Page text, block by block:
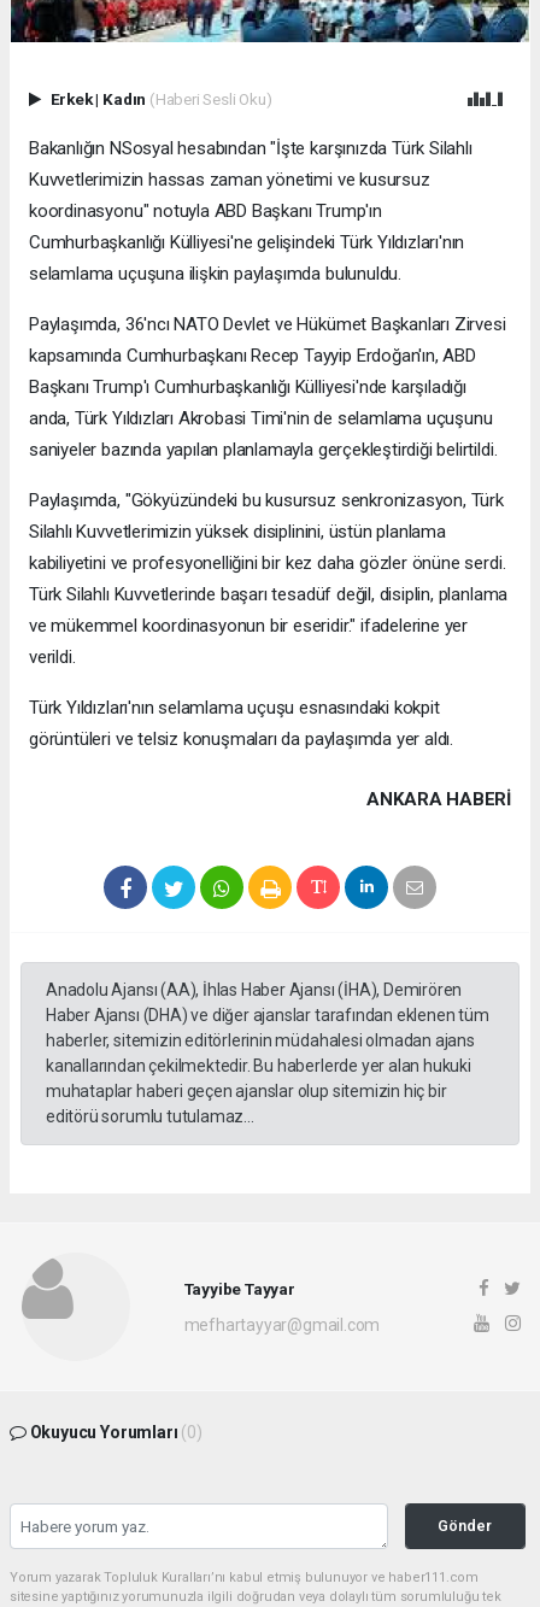
Erkek| Kadın (Haberi Sesli Oku)
Bakanlığın NSosyal hesabından "İşte karşınızda Türk Silahlı
Kuvvetlerimizin hassas zaman yönetimi ve kusursuz
koordinasyonu" notuyla ABD Başkanı Trump'ın
Cumhurbaşkanlığı Külliyesi'ne gelişindeki Türk Yıldızları'nın
selamlama uçuşuna ilişkin paylaşımda bulunuldu.
Paylaşımda, 36'ncı NATO Devlet ve Hükümet Başkanları Zirvesi
kapsamında Cumhurbaşkanı Recep Tayyip Erdoğan'ın, ABD
Başkanı Trump'ı Cumhurbaşkanlığı Külliyesi'nde karşıladığı
anda, Türk Yıldızları Akrobasi Timi'nin de selamlama uçuşunu
saniyeler bazında yapılan planlamayla gerçekleştirdiği belirtildi.
Paylaşımda, "Gökyüzündeki bu kusursuz senkronizasyon, Türk
Silahlı Kuvvetlerimizin yüksek disiplinini, üstün planlama
kabiliyetini ve profesyonelliğini bir kez daha gözler önüne serdi.
Türk Silahlı Kuvvetlerinde başarı tesadüf değil, disiplin, planlama
ve mükemmel koordinasyonun bir eseridir." ifadelerine yer
verildi.
Türk Yıldızları'nın selamlama uçuşu esnasındaki kokpit
görüntüleri ve telsiz konuşmaları da paylaşımda yer aldı.
ANKARA HABERİ
Anadolu Ajansı (AA), İhlas Haber Ajansı (İHA), Demirören
Haber Ajansı (DHA) ve diğer ajanslar tarafından eklenen tüm
haberler, sitemizin editörlerinin müdahalesi olmadan ajans
kanallarından çekilmektedir. Bu haberlerde yer alan hukuki
muhataplar haberi geçen ajanslar olup sitemizin hiç bir
editörü sorumlu tutulamaz...
Tayyibe Tayyar
mefhartayyar@gmail.com
Okuyucu Yorumları (0)
Gönder
Yorum yazarak Topluluk Kuralları’nı kabul etmiş bulunuyor ve haber111.com
sitesine yaptığınız yorumunuzla ilgili doğrudan veya dolaylı tüm sorumluluğu tek